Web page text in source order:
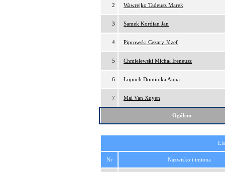
2 Wawrejko Tadeusz Marek
3 Samek Kordian Jan
4 Piprowski Cezary Józef
5 Chmielewski Michał Ireneusz
6 Łopuch Dominika Anna
7 Mai Van Xuyen
Ogółem
Nr Nazwisko i imiona